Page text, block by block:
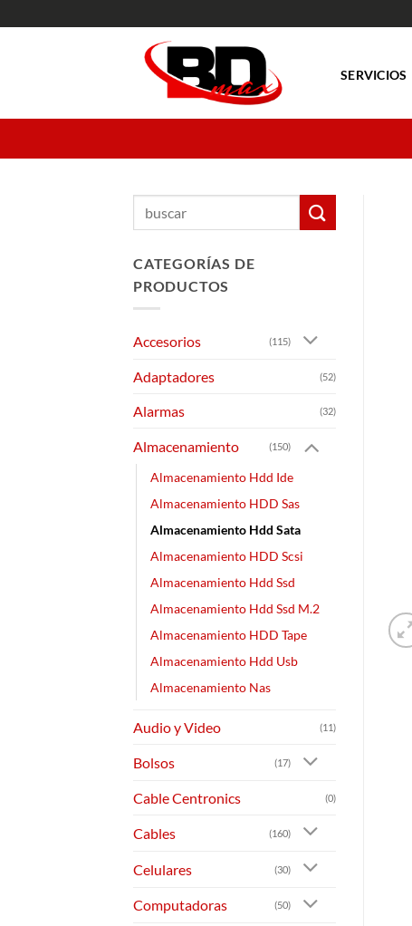
al
SERVICIOS
CATEGORÍAS DE
PRODUCTOS
Accesorios (115)
Adaptadores (52)
Alarmas (32)
Almacenamiento (150)
Almacenamiento Hdd Ide
Almacenamiento HDD Sas
Almacenamiento Hdd Sata
Almacenamiento HDD Scsi
Almacenamiento Hdd Ssd
Almacenamiento Hdd Ssd M.2
Almacenamiento HDD Tape
Almacenamiento Hdd Usb
Almacenamiento Nas
Audio y Video (11)
Bolsos (17)
Cable Centronics (0)
Cables (160)
Celulares (30)
Computadoras (50)